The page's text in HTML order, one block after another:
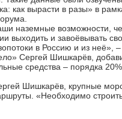
как вырасти в разы» в
наземные возможности,
выходить и завоёвывать
в Россию и из неё»,
Сергей Шишкарёв,
средства – порядка
Шишкарёв, крупные
«Необходимо